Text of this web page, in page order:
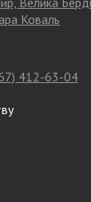
Коваль
412-63-04